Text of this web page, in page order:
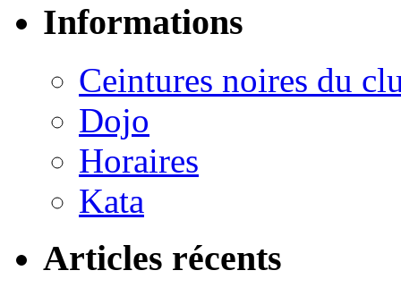
Informations
Ceintures noires du
Dojo
Horaires
Kata
Articles récents